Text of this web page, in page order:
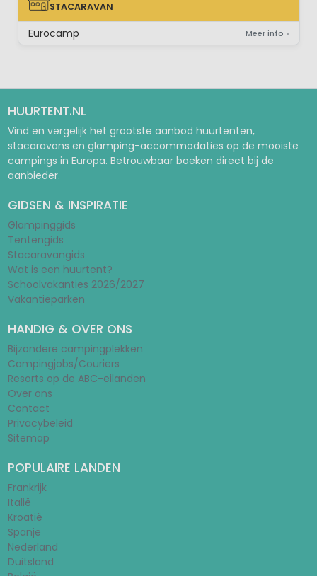
STACARAVAN
STACARAVAN
Eurocamp Meer info »
HUURTENT.NL
Vind en vergelijk het grootste aanbod huurtenten,
stacaravans en glamping-accommodaties op de mooiste
campings in Europa. Betrouwbaar boeken direct bij de
aanbieder.
GIDSEN & INSPIRATIE
Glampinggids
Tentengids
Stacaravangids
Wat is een huurtent?
Schoolvakanties 2026/2027
Vakantieparken
HANDIG & OVER ONS
Bijzondere campingplekken
Campingjobs/Couriers
Resorts op de ABC-eilanden
Over ons
Contact
Privacybeleid
Sitemap
POPULAIRE LANDEN
Frankrijk
Italië
Kroatië
Spanje
Nederland
Duitsland